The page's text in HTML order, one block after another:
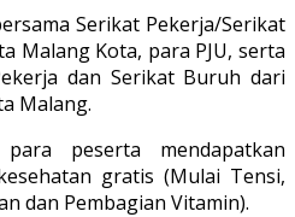
Serikat Pekerja/Serikat
Malang Kota, para PJU, serta
dan Serikat Buruh dari
Malang.
peserta mendapatkan
gratis (Mulai Tensi,
dan Pembagian Vitamin).